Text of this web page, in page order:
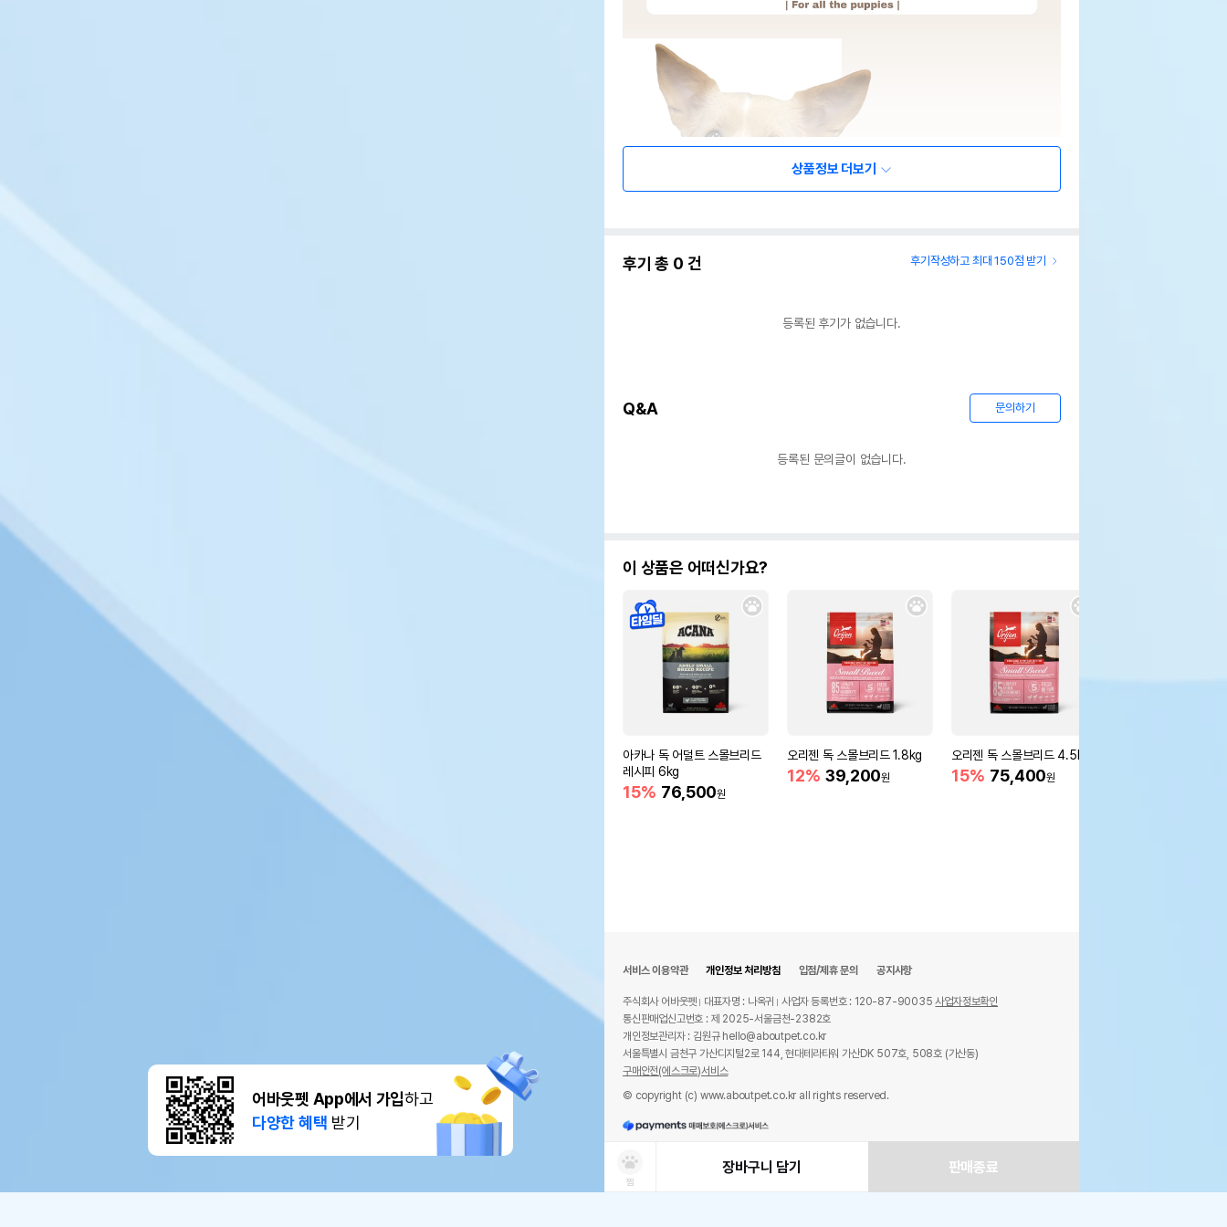
어바웃펫 App에서 가입하고
다양한 혜택 받기
상품정보 더보기
후기 총 0 건 후기작성하고 최대 150점 받기
등록된 후기가 없습니다.
Q&A 문의하기
등록된 문의글이 없습니다.
이 상품은 어떠신가요?
아카나 독 어덜트 스몰브리드
레시피 6kg
15% 76,500원
오리젠 독 스몰브리드 1.8kg
12% 39,200원
오리젠 독 스몰브리드 4.5kg
15% 75,400원
찜
장바구니 담기 판매종료
서비스 이용약관 개인정보 처리방침 입점/제휴 문의 공지사항
주식회사 어바웃펫 대표자명 : 나옥귀 사업자 등록번호 : 120-87-90035사업자정보확인
통신판매업신고번호 : 제 2025-서울금천-2382호
개인정보관리자 : 김원규 hello@aboutpet.co.kr
서울특별시 금천구 가산디지털2로 144, 현대테라타워 가산DK 507호, 508호 (가산동)
구매안전(에스크로)서비스
© copyright (c) www.aboutpet.co.kr all rights reserved.